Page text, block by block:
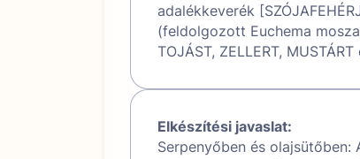
adalékkeverék
(feldolgozott Euchema
TOJÁST, ZELLERT,
Elkészítési javaslat:
Serpenyőben és